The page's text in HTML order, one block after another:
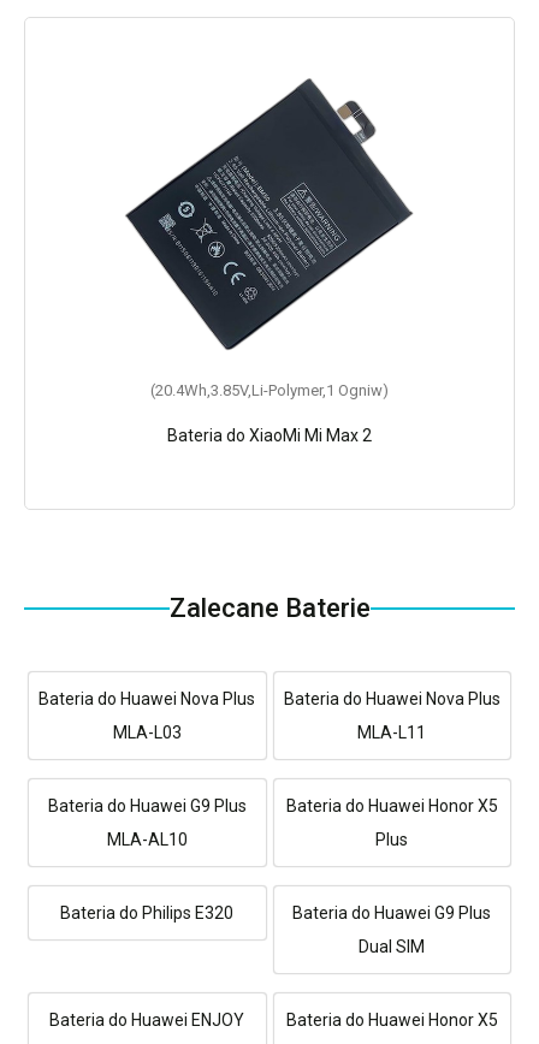
(20.4Wh,3.85V,Li-Polymer,1 Ogniw)
Bateria do XiaoMi Mi Max 2
Zalecane Baterie
Bateria do Huawei Nova Plus
MLA-L03
Bateria do Huawei Nova Plus
MLA-L11
Bateria do Huawei G9 Plus
MLA-AL10
Bateria do Huawei Honor X5
Plus
Bateria do Philips E320
Bateria do Huawei G9 Plus
Dual SIM
Bateria do Huawei ENJOY
Bateria do Huawei Honor X5